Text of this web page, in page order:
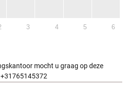
3 4 5 6
mocht u graag op deze